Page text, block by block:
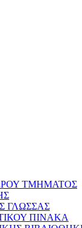
ΤΜΗΜΑΤΟΣ
ΓΛΩΣΣΑΣ
ΠΙΝΑΚΑ